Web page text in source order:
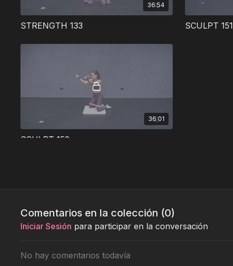
36:54
STRENGTH 133 SCULPT 151
36:01
SCULPT 152
Comentarios en la colección (0)
Iniciar Sesión para participar en la conversación
No hay comentarios todavía